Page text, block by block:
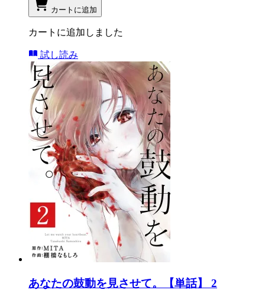
カートに追加
カートに追加しました
試し読み
あなたの鼓動を見させて。【単話】 2